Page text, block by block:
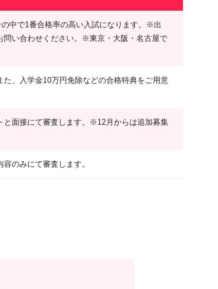
中で1番合格率の高い入試になります。※出
問い合わせください。※東京・大阪・名古屋で
た、入学金10万円免除などの合格特典をご用意
と面接にて審査します。※12月からは追加募集
のみにて審査します。